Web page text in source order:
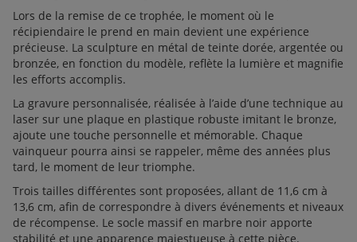
Lors de la remise de ce trophée, le moment où le
récipiendaire le prend en main devient une expérience
précieuse. La sculpture en métal de teinte dorée, argentée ou
bronzée, en fonction du modèle, reflète la lumière et magnifie
les efforts accomplis.
La gravure personnalisée, réalisée à l’aide d’une technique au
laser sur une plaque en plastique robuste imitant le bronze,
ajoute une touche personnelle et mémorable. Chaque
vainqueur pourra ainsi se rappeler, même des années plus
tard, le moment de leur triomphe.
Trois tailles différentes sont proposées, allant de 11,6 cm à
13,6 cm, afin de correspondre à divers événements et niveaux
de récompense. Le socle massif en marbre noir apporte
stabilité et une apparence majestueuse à cette pièce.